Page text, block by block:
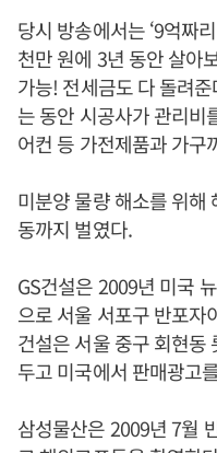
당시 방송에서는 ‘9억짜
천만 원에 3년 동안 살아
가능! 전세금도 다 돌려
는 동안 시공사가 관리비
어컨 등 가전제품과 가구
미분양 물량 해소를 위해
동까지 벌였다.
GS건설은 2009년 미국
으로 서울 서포구 반포자
건설은 서울 중구 회현동
두고 미국에서 판매광고
삼성물산은 2009년 7월